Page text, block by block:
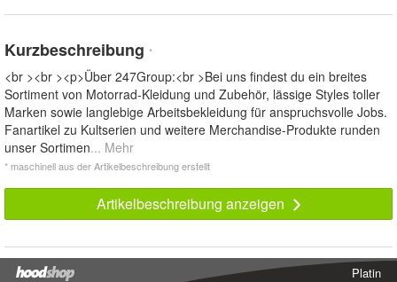
Kurzbeschreibung *
<br ><br ><p>Über 247Group:<br >Bei uns findest du ein breites
Sortiment von Motorrad-Kleidung und Zubehör, lässige Styles toller
Marken sowie langlebige Arbeitsbekleidung für anspruchsvolle Jobs.
Fanartikel zu Kultserien und weitere Merchandise-Produkte runden
unser Sortimen... Mehr
* maschinell aus der Artikelbeschreibung erstellt
Artikelbeschreibung anzeigen
Platin